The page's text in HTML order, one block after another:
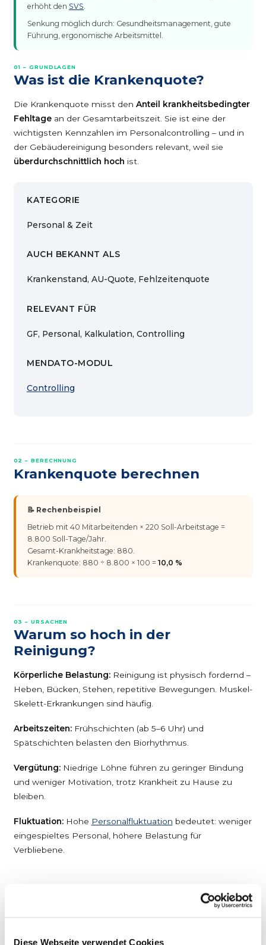
Diese Webseite verwendet Cookies
erhöht den SVS.
Senkung möglich durch: Gesundheitsmanagement, gute
Führung, ergonomische Arbeitsmittel.
01 – GRUNDLAGEN
Was ist die Krankenquote?
Die Krankenquote misst den Anteil krankheitsbedingter
Fehltagean der Gesamtarbeitszeit. Sie ist eine der
wichtigsten Kennzahlen im Personalcontrolling – und in
der Gebäudereinigung besonders relevant, weil sie
überdurchschnittlich hoch ist.
KATEGORIE
Personal & Zeit
AUCH BEKANNT ALS
Krankenstand, AU-Quote, Fehlzeitenquote
RELEVANT FÜR
GF, Personal, Kalkulation, Controlling
MENDATO-MODUL
Controlling
02 – BERECHNUNG
Krankenquote berechnen
📝 Rechenbeispiel
Betrieb mit 40 Mitarbeitenden × 220 Soll-Arbeitstage =
8.800 Soll-Tage/Jahr.
Gesamt-Krankheitstage: 880.
Krankenquote: 880 ÷ 8.800 × 100 = 10,0 %
03 – URSACHEN
Warum so hoch in der
Reinigung?
Körperliche Belastung:Reinigung ist physisch fordernd –
Heben, Bücken, Stehen, repetitive Bewegungen. Muskel-
Skelett-Erkrankungen sind häufig.
Arbeitszeiten:Frühschichten (ab 5–6 Uhr) und
Spätschichten belasten den Biorhythmus.
Vergütung:Niedrige Löhne führen zu geringer Bindung
und weniger Motivation, trotz Krankheit zu Hause zu
bleiben.
Fluktuation:Hohe Personalfluktuation bedeutet: weniger
eingespieltes Personal, höhere Belastung für
Verbliebene.
Krankenquote senken